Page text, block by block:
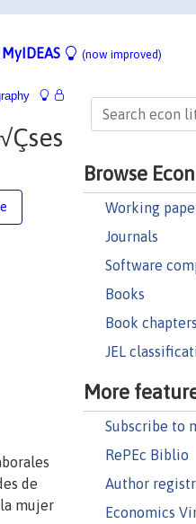
MyIDEAS (now improved)
Browse
Working
Journals
Software
Books
Book chapters
JEL
More
Subscribe to
RePEc Biblio
Author
Economics
de
mujer